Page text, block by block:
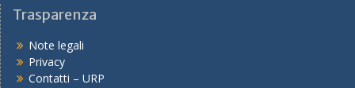
Trasparenza
Note legali
Privacy
Contatti – URP